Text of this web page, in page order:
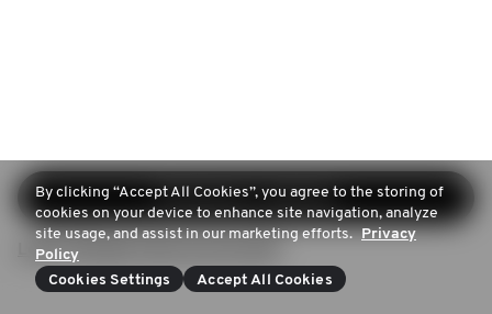
Pokračovat v registraci
Login (Already have an account)
By clicking “Accept All Cookies”, you agree to the storing of
cookies on your device to enhance site navigation, analyze
site usage, and assist in our marketing efforts. Privacy
Policy
Cookies Settings
Accept All Cookies